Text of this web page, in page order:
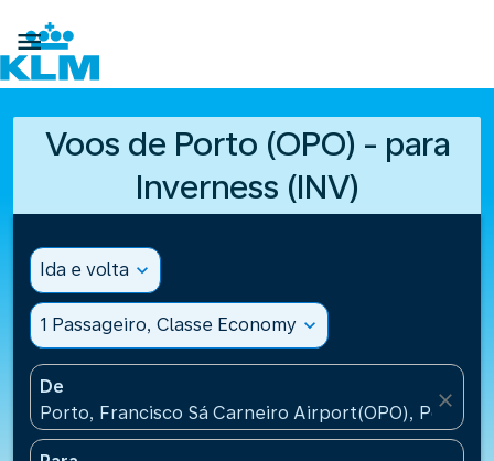

Voos de Porto (OPO) - para
Inverness (INV)
Ida e volta expand_more
1 Passageiro, Classe Economy expand_more
De
Porto, Francisco Sá Carneiro Airport(OPO), Portugal
close